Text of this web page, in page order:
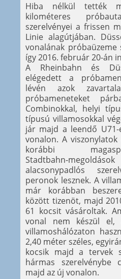
Hiba nélkül tették
kilométeres
szerelvényei a frissen
Linie alagútjában.
vonalának
így 2016. február 20-án
A Rheinbahn és
elégedett a
lévén azok
próbameneteket
Combinokkal, helyi
típusú villamosokkal
jár majd a leendő U71-
vonalon. A
korábbi
Stadtbahn-
alacsonypadlós
peronok lesznek. A
már korábban
között tizenöt, majd
61 kocsit vásároltak.
vonal nem készül
villamoshálózaton
2,40 méter széles,
kocsik majd a tervek
hármas szerelvénybe
majd az új vonalon.